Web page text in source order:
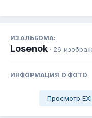
ИЗ АЛЬБОМА:
Losenok · 26
ИНФОРМАЦИЯ О ФОТО
Просмотр